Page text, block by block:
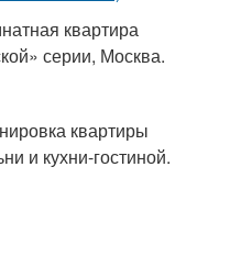
квартира
серии, Москва.
квартиры
и кухни-гостиной.